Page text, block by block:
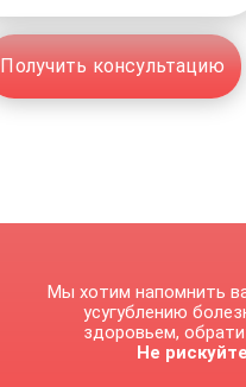
Получить консультацию
Мы хотим напомнить
усугублению
здоровьем,
Не